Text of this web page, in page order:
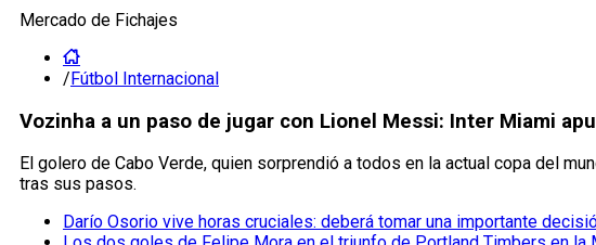
Mercado de Fichajes
/Fútbol Internacional
Vozinha a un paso de jugar con Lionel Messi: Inter Miami
El golero de Cabo Verde, quien sorprendió a todos en la actual copa del
tras sus pasos.
Darío Osorio vive horas cruciales: deberá tomar una importante